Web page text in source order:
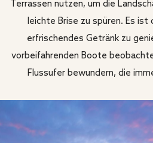
Terrassen nutzen, um die
leichte Brise zu spüren. Es ist
erfrischendes Getränk zu
vorbeifahrenden Boote
Flussufer bewundern, die